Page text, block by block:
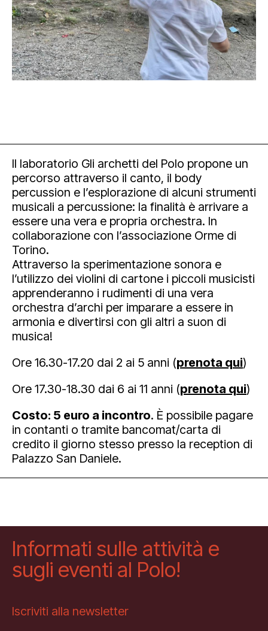
Il laboratorio Gli archetti del Polo propone un
percorso attraverso il canto, il body
percussion e l’esplorazione di alcuni strumenti
musicali a percussione: la finalità è arrivare a
essere una vera e propria orchestra. In
collaborazione con l’associazione Orme di
Torino.
Attraverso la sperimentazione sonora e
l’utilizzo dei violini di cartone i piccoli musicisti
apprenderanno i rudimenti di una vera
orchestra d’archi per imparare a essere in
armonia e divertirsi con gli altri a suon di
musica!
Ore 16.30-17.20 dai 2 ai 5 anni (prenota qui)
Ore 17.30-18.30 dai 6 ai 11 anni (prenota qui)
Costo: 5 euro a incontro. È possibile pagare
in contanti o tramite bancomat/carta di
credito il giorno stesso presso la reception di
Palazzo San Daniele.
Informati sulle attività e
sugli eventi al Polo!
Iscriviti alla newsletter